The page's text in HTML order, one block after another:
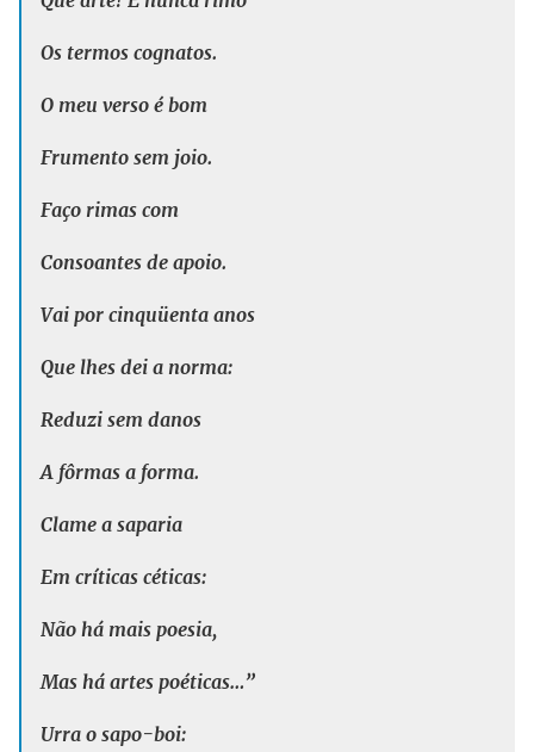
Os termos cognatos.
O meu verso é bom
Frumento sem joio.
Faço rimas com
Consoantes de apoio.
Vai por cinquüenta anos
Que lhes dei a norma:
Reduzi sem danos
A fôrmas a forma.
Clame a saparia
Em críticas céticas:
Não há mais poesia,
Mas há artes poéticas…”
Urra o sapo-boi: